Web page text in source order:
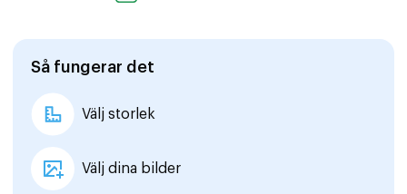
Så fungerar det
Välj storlek
Välj dina bilder